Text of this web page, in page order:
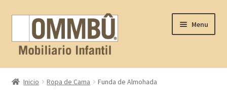
Skip
navigation
Skip
content
Menu
Inicio
Inicio Ropa de Cama Funda de Almohada